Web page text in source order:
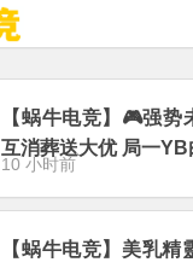
【蜗牛电竞】🎮强
互消葬送大优 局一
10 小时前
【蜗牛电竞】美乳